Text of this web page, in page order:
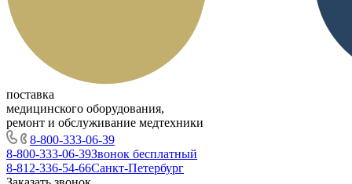
поставка
медицинского оборудования,
ремонт и обслуживание медтехники
8-800-333-06-39
8-800-333-06-39Звонок бесплатный
8-812-336-54-66Санкт-Петербург